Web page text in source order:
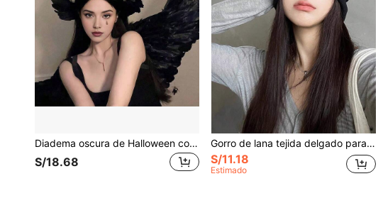
Diadema oscura de Halloween con plumas artificiales blancas y negras de ángel elfo, accesorios de disfraz
S/18.68
Gorro de lana tejida delgado para el posparto, de moda y versátil para el frío
S/11.18
Estimado